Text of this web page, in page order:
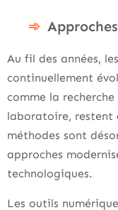
Au fil des années,
continuellement
comme la
laboratoire, restent
méthodes sont
approches
technologiques.
Les outils